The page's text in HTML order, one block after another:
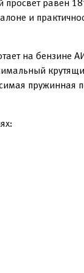
равен
и
на бензине
пружинная